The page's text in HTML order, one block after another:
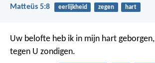
Matteüs 5:8 eerlijkheid zegen hart
Uw belofte heb ik in mijn hart geborgen,
tegen U zondigen.